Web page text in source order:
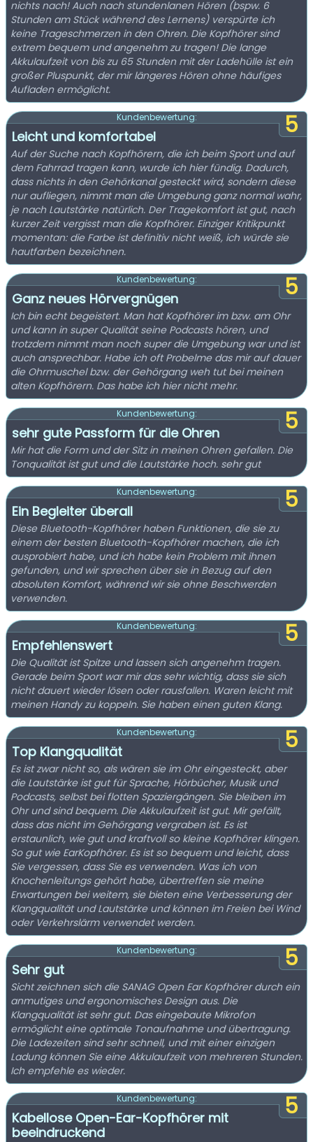
nichts nach! Auch nach stundenlanen Hören (bspw. 6
Stunden am Stück während des Lernens) verspürte ich
keine Trageschmerzen in den Ohren. Die Kopfhörer sind
extrem bequem und angenehm zu tragen! Die lange
Akkulaufzeit von bis zu 65 Stunden mit der Ladehülle ist ein
großer Pluspunkt, der mir längeres Hören ohne häufiges
Aufladen ermöglicht.
5
Kundenbewertung:
Leicht und komfortabel
Auf der Suche nach Kopfhörern, die ich beim Sport und auf
dem Fahrrad tragen kann, wurde ich hier fündig. Dadurch,
dass nichts in den Gehörkanal gesteckt wird, sondern diese
nur aufliegen, nimmt man die Umgebung ganz normal wahr,
je nach Lautstärke natürlich. Der Tragekomfort ist gut, nach
kurzer Zeit vergisst man die Kopfhörer. Einziger Kritikpunkt
momentan: die Farbe ist definitiv nicht weiß, ich würde sie
hautfarben bezeichnen.
5
Kundenbewertung:
Ganz neues Hörvergnügen
Ich bin echt begeistert. Man hat Kopfhörer im bzw. am Ohr
und kann in super Qualität seine Podcasts hören, und
trotzdem nimmt man noch super die Umgebung war und ist
auch ansprechbar. Habe ich oft Probelme das mir auf dauer
die Ohrmuschel bzw. der Gehörgang weh tut bei meinen
alten Kopfhörern. Das habe ich hier nicht mehr.
5
Kundenbewertung:
sehr gute Passform für die Ohren
Mir hat die Form und der Sitz in meinen Ohren gefallen. Die
Tonqualität ist gut und die Lautstärke hoch. sehr gut
5
Kundenbewertung:
Ein Begleiter überall
Diese Bluetooth-Kopfhörer haben Funktionen, die sie zu
einem der besten Bluetooth-Kopfhörer machen, die ich
ausprobiert habe, und ich habe kein Problem mit ihnen
gefunden, und wir sprechen über sie in Bezug auf den
absoluten Komfort, während wir sie ohne Beschwerden
verwenden.
5
Kundenbewertung:
Empfehlenswert
Die Qualität ist Spitze und lassen sich angenehm tragen.
Gerade beim Sport war mir das sehr wichtig, dass sie sich
nicht dauert wieder lösen oder rausfallen. Waren leicht mit
meinen Handy zu koppeln. Sie haben einen guten Klang.
5
Kundenbewertung:
Top Klangqualität
Es ist zwar nicht so, als wären sie im Ohr eingesteckt, aber
die Lautstärke ist gut für Sprache, Hörbücher, Musik und
Podcasts, selbst bei flotten Spaziergängen. Sie bleiben im
Ohr und sind bequem. Die Akkulaufzeit ist gut. Mir gefällt,
dass das nicht im Gehörgang vergraben ist. Es ist
erstaunlich, wie gut und kraftvoll so kleine Kopfhörer klingen.
So gut wie EarKopfhörer. Es ist so bequem und leicht, dass
Sie vergessen, dass Sie es verwenden. Was ich von
Knochenleitungs gehört habe, übertreffen sie meine
Erwartungen bei weitem, sie bieten eine Verbesserung der
Klangqualität und Lautstärke und können im Freien bei Wind
oder Verkehrslärm verwendet werden.
5
Kundenbewertung:
Sehr gut
Sicht zeichnen sich die SANAG Open Ear Kopfhörer durch ein
anmutiges und ergonomisches Design aus. Die
Klangqualität ist sehr gut. Das eingebaute Mikrofon
ermöglicht eine optimale Tonaufnahme und übertragung.
Die Ladezeiten sind sehr schnell, und mit einer einzigen
Ladung können Sie eine Akkulaufzeit von mehreren Stunden.
Ich empfehle es wieder.
5
Kundenbewertung:
Kabellose Open-Ear-Kopfhörer mit
beeindruckend